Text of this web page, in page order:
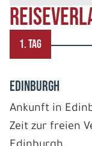
1. TAG
EDINBURGH
Ankunft in
Zeit zur freien